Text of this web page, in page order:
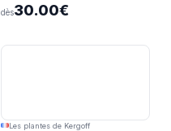
dès30.00€
Les plantes de Kergoff